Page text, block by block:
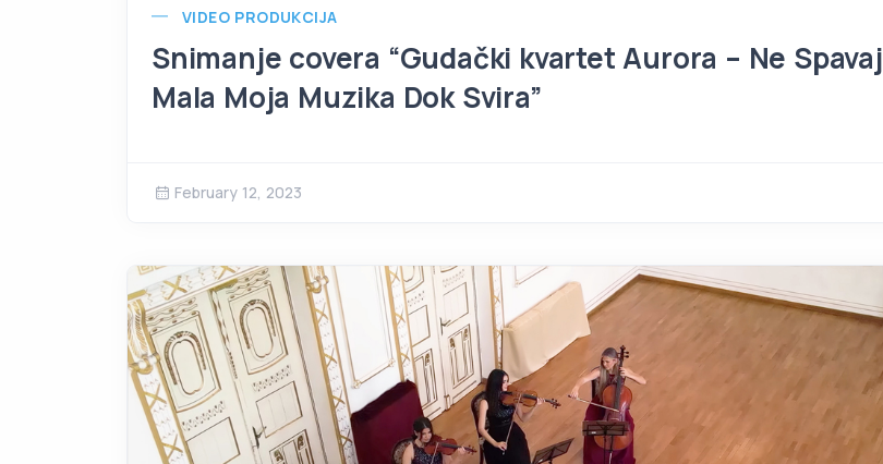
VIDEO PRODUKCIJA
Snimanje covera “Gudački kvartet Aurora – Ne Spavaj
Mala Moja Muzika Dok Svira”
February 12, 2023